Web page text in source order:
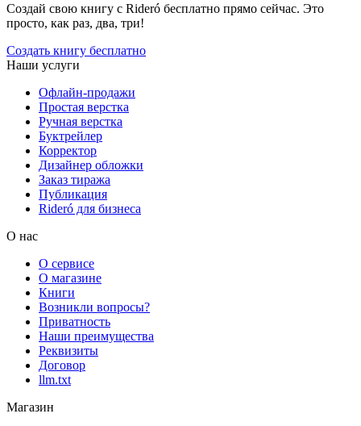
Создай свою книгу с Rideró бесплатно прямо сейчас. Это
просто, как раз, два, три!
Создать книгу бесплатно
Наши услуги
Офлайн-продажи
Простая верстка
Ручная верстка
Буктрейлер
Корректор
Дизайнер обложки
Заказ тиража
Публикация
Rideró для бизнеса
О нас
О сервисе
О магазине
Книги
Возникли вопросы?
Приватность
Наши преимущества
Реквизиты
Договор
llm.txt
Магазин